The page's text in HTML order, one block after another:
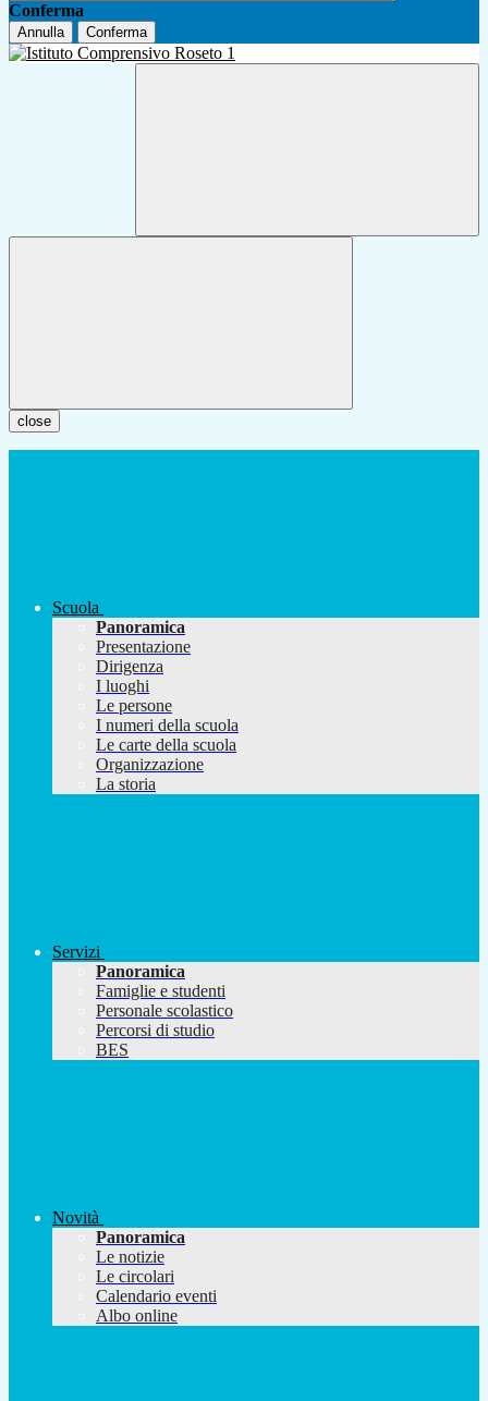
Conferma
Annulla Conferma
close
Scuola
Panoramica
Presentazione
Dirigenza
I luoghi
Le persone
I numeri della scuola
Le carte della scuola
Organizzazione
La storia
Servizi
Panoramica
Famiglie e studenti
Personale scolastico
Percorsi di studio
BES
Novità
Panoramica
Le notizie
Le circolari
Calendario eventi
Albo online